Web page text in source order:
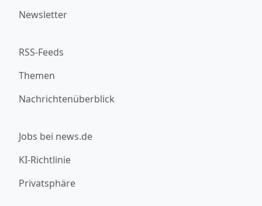
Newsletter
RSS-Feeds
Themen
Nachrichtenüberblick
Jobs bei news.de
KI-Richtlinie
Privatsphäre